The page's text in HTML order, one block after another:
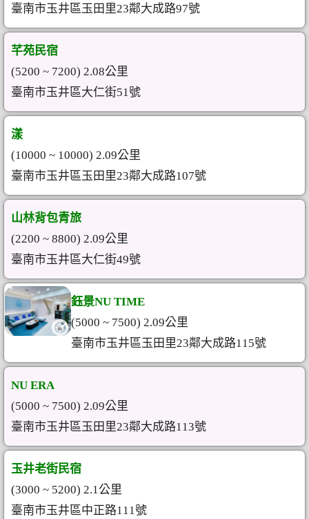
臺南市玉井區玉田里23鄰大成路97號
芊苑民宿
(5200 ~ 7200) 2.08公里
臺南市玉井區大仁街51號
漾
(10000 ~ 10000) 2.09公里
臺南市玉井區玉田里23鄰大成路107號
山林背包青旅
(2200 ~ 8800) 2.09公里
臺南市玉井區大仁街49號
鈺景NU TIME
(5000 ~ 7500) 2.09公里
臺南市玉井區玉田里23鄰大成路115號
NU ERA
(5000 ~ 7500) 2.09公里
臺南市玉井區玉田里23鄰大成路113號
玉井老街民宿
(3000 ~ 5200) 2.1公里
臺南市玉井區中正路111號